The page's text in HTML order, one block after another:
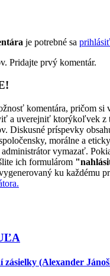
je potrebné sa prihlásiť
Pridajte prvý komentár.
komentára, pričom si
a uverejniť ktorýkoľvek z
Diskusné príspevky
morálne a
vymazať.
ich formulárom
ku každému
zásielky (Alexander